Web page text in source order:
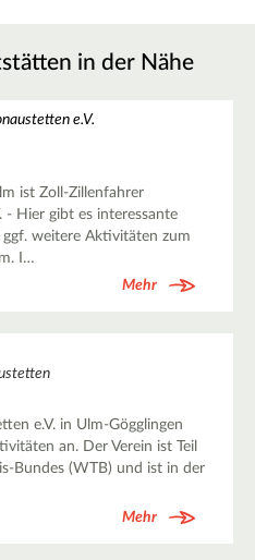
in der Nähe
e.V.
ist Zoll-Zillenfahrer
- Hier gibt es interessante
weitere Aktivitäten zum
I…
Mehr
e.V. in Ulm-Gögglingen
an. Der Verein ist Teil
Bundes (WTB) und ist in der
Mehr